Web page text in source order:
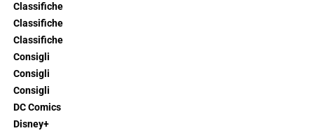
Classifiche
Classifiche
Classifiche
Consigli
Consigli
Consigli
DC Comics
Disney+